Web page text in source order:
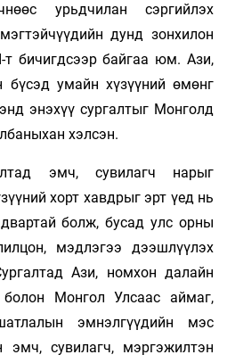
урьдчилан сэргийлэх
дунд зонхилон
т бичигдсээр байгаа юм. Ази,
бүсэд умайн хүзүүний өмөнг
энэхүү сургалтыг Монголд
хэлсэн.
эмч, сувилагч нарыг
хорт хавдрыг эрт үед нь
болж, бусад улс орны
мэдлэгээ дээшлүүлэх
Ази, номхон далайн
Монгол Улсаас аймаг,
эмнэлгүүдийн мэс
эмч, сувилагч, мэргэжилтэн